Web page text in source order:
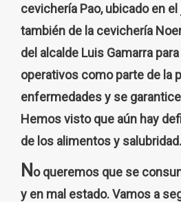
cevichería Pao, ubicado en
también de la cevichería
del alcalde Luis Gamarra
operativos como parte de la
enfermedades y se
Hemos visto que aún hay
de los alimentos y salubridad.
N o queremos que se
y en mal estado. Vamos a